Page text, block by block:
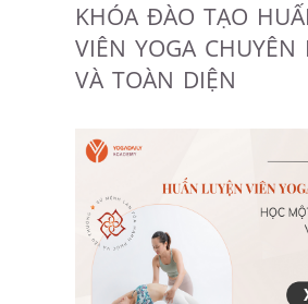
KHÓA ĐÀO TẠO
VIÊN YOGA CHUYÊN
VÀ TOÀN DIỆN